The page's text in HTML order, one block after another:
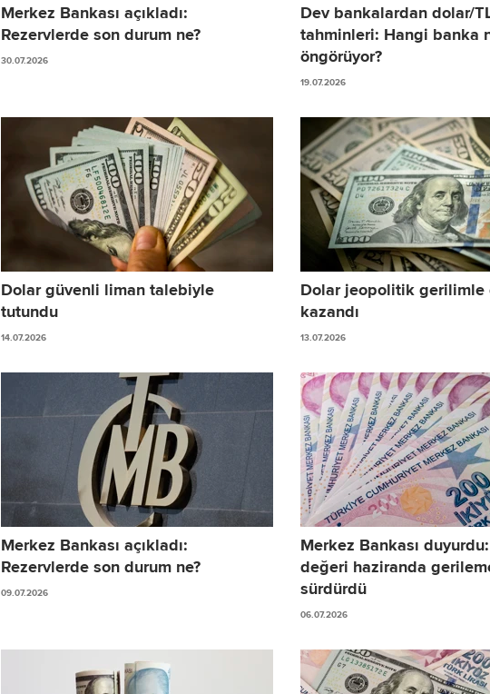
Merkez Bankası açıkladı:
Rezervlerde son durum ne?
30.07.2026
Dev bankalardan dolar/
tahminleri: Hangi banka
öngörüyor?
19.07.2026
Dolar güvenli liman talebiyle
tutundu
14.07.2026
Dolar jeopolitik gerilimle
kazandı
13.07.2026
Merkez Bankası açıkladı:
Rezervlerde son durum ne?
09.07.2026
Merkez Bankası
değeri haziranda
sürdürdü
06.07.2026